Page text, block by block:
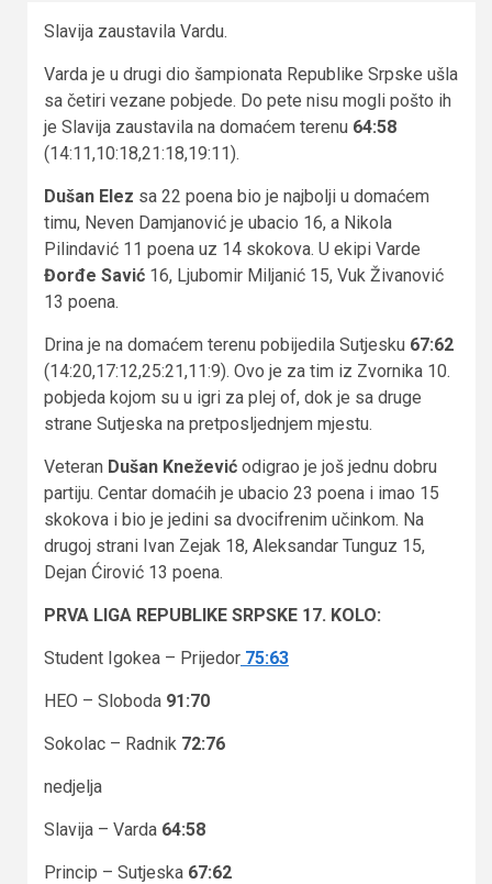
Slavija zaustavila Vardu.
Varda je u drugi dio šampionata Republike Srpske ušla
sa četiri vezane pobjede. Do pete nisu mogli pošto ih
je Slavija zaustavila na domaćem terenu 64:58
(14:11,10:18,21:18,19:11).
Dušan Elez sa 22 poena bio je najbolji u domaćem
timu, Neven Damjanović je ubacio 16, a Nikola
Pilindavić 11 poena uz 14 skokova. U ekipi Varde
Đorđe Savić 16, Ljubomir Miljanić 15, Vuk Živanović
13 poena.
Drina je na domaćem terenu pobijedila Sutjesku 67:62
(14:20,17:12,25:21,11:9). Ovo je za tim iz Zvornika 10.
pobjeda kojom su u igri za plej of, dok je sa druge
strane Sutjeska na pretposljednjem mjestu.
Veteran Dušan Knežević odigrao je još jednu dobru
partiju. Centar domaćih je ubacio 23 poena i imao 15
skokova i bio je jedini sa dvocifrenim učinkom. Na
drugoj strani Ivan Zejak 18, Aleksandar Tunguz 15,
Dejan Ćirović 13 poena.
PRVA LIGA REPUBLIKE SRPSKE 17. KOLO:
Student Igokea – Prijedor 75:63
HEO – Sloboda 91:70
Sokolac – Radnik 72:76
nedjelja
Slavija – Varda 64:58
Princip – Sutjeska 67:62